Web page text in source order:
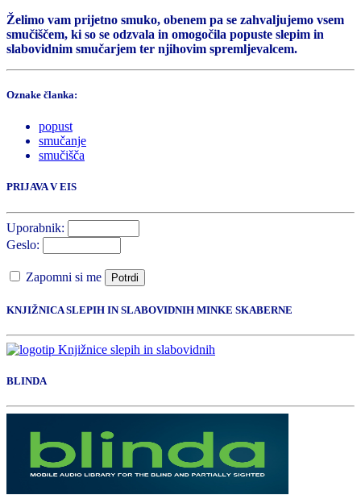
Želimo vam prijetno smuko, obenem pa se zahvaljujemo vsem
smučiščem, ki so se odzvala in omogočila popuste slepim in
slabovidnim smučarjem ter njihovim spremljevalcem.
Oznake članka:
popust
smučanje
smučišča
PRIJAVA V EIS
Uporabnik:
Geslo:
Zapomni si me Potrdi
KNJIŽNICA SLEPIH IN SLABOVIDNIH MINKE SKABERNE
BLINDA